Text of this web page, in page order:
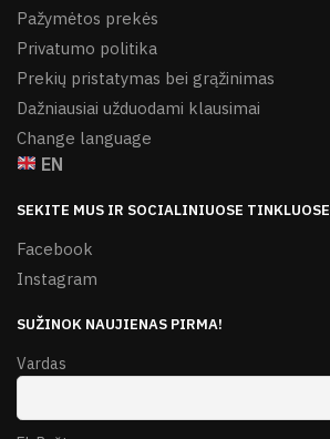
Pažymėtos prekės
Privatumo politika
Prekių pristatymas bei grąžinimas
Dažniausiai užduodami klausimai
Change language
EN
SEKITE MUS IR SOCIALINIUOSE TINKLUOSE
Facebook
Instagram
SUŽINOK NAUJIENAS PIRMA!
Vardas